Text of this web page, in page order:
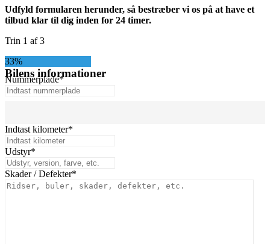
Udfyld formularen herunder, så bestræber vi os på at have et
tilbud klar til dig inden for 24 timer.
Trin 1 af3
33%
Bilens informationer
Nummerplade*
Indtast kilometer*
Udstyr*
Skader / Defekter*